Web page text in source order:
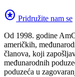
stars Pridružite nam se
Od 1998. godine
američkih,
članova, koji
međunarodnih
poduzeća u